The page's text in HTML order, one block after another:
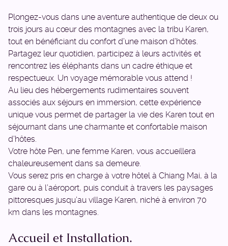
Plongez-vous dans une aventure authentique de deux ou
trois jours au cœur des montagnes avec la tribu Karen,
tout en bénéficiant du confort d’une maison d’hôtes.
Partagez leur quotidien, participez à leurs activités et
rencontrez les éléphants dans un cadre éthique et
respectueux. Un voyage mémorable vous attend !
Au lieu des hébergements rudimentaires souvent
associés aux séjours en immersion, cette expérience
unique vous permet de partager la vie des Karen tout en
séjournant dans une charmante et confortable maison
d’hôtes.
Votre hôte Pen, une femme Karen, vous accueillera
chaleureusement dans sa demeure.
Vous serez pris en charge à votre hôtel à Chiang Mai, à la
gare ou à l’aéroport, puis conduit à travers les paysages
pittoresques jusqu’au village Karen, niché à environ 70
km dans les montagnes.
Accueil et Installation.